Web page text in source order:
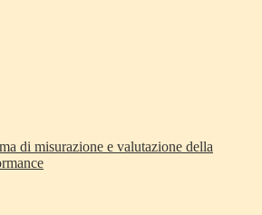
di misurazione e valutazione della